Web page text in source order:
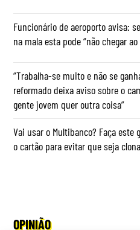
Funcionário de aeroporto avisa:
na mala esta pode “não chegar ao
“Trabalha-se muito e não se
reformado deixa aviso sobre o
gente jovem quer outra coisa”
Vai usar o Multibanco? Faça
o cartão para evitar que seja
OPINIÃO